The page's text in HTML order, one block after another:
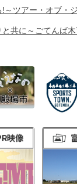
～ツアー・オブ・
共に～ごてんば